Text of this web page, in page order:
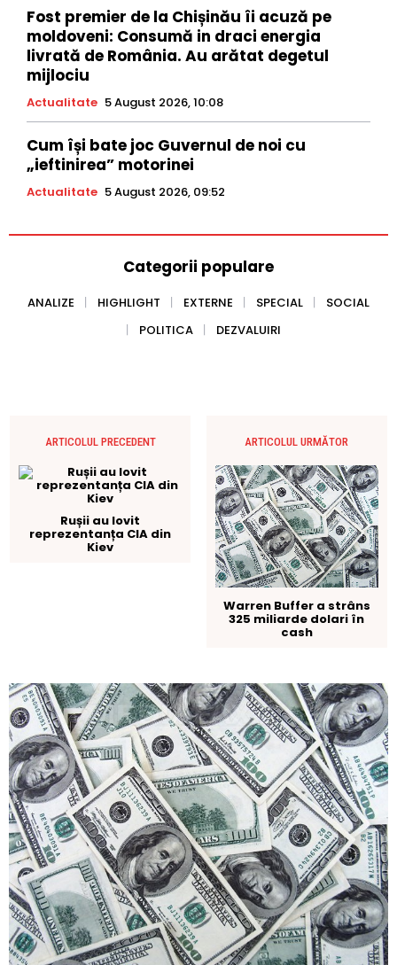
Fost premier de la Chișinău îi acuză pe
moldoveni: Consumă in draci energia
livrată de România. Au arătat degetul
mijlociu
Actualitate 5 August 2026, 10:08
Cum își bate joc Guvernul de noi cu
„ieftinirea” motorinei
Actualitate 5 August 2026, 09:52
Categorii populare
ANALIZE HIGHLIGHT EXTERNE SPECIAL
SOCIAL
POLITICA
DEZVALUIRI
ARTICOLUL PRECEDENT
Rușii au lovit
reprezentanța CIA din
Kiev
ARTICOLUL URMĂTOR
Warren Buffer a strâns
325 miliarde dolari în
cash